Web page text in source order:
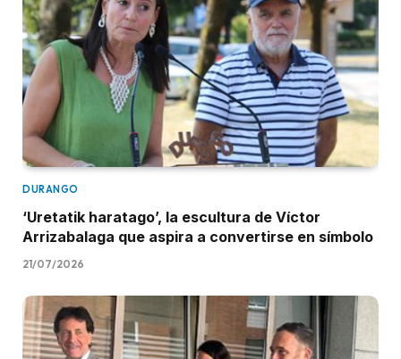
DURANGO
‘Uretatik haratago’, la escultura de Víctor
Arrizabalaga que aspira a convertirse en símbolo
21/07/2026